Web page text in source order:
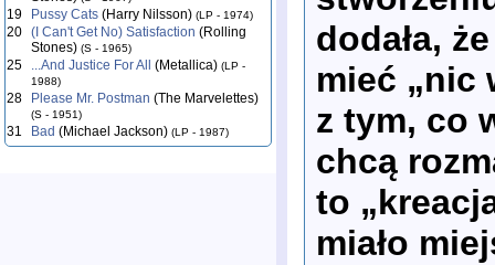
19 Pussy Cats (Harry Nilsson) (LP - 1974)
20 (I Can't Get No) Satisfaction (Rolling
Stones) (S - 1965)
25 ...And Justice For All (Metallica) (LP -
1988)
28 Please Mr. Postman (The Marvelettes)
(S - 1951)
31 Bad (Michael Jackson) (LP - 1987)
dodała,
mieć „nic
z tym, co
chcą
to
miało